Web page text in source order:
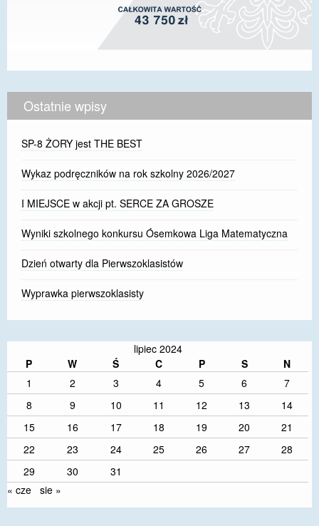
Ostatnie wpisy
SP-8 ŻORY jest THE BEST
Wykaz podręczników na rok szkolny 2026/2027
I MIEJSCE w akcji pt. SERCE ZA GROSZE
Wyniki szkolnego konkursu Ósemkowa Liga Matematyczna
Dzień otwarty dla Pierwszoklasistów
Wyprawka pierwszoklasisty
lipiec 2024
P
W Ś C P S
N
1
2 3 4 5 6
7
8
9 10 11 12 13
14
15
16 17 18 19 20
21
22
23 24 25 26 27
28
29
30
31
« cze sie »